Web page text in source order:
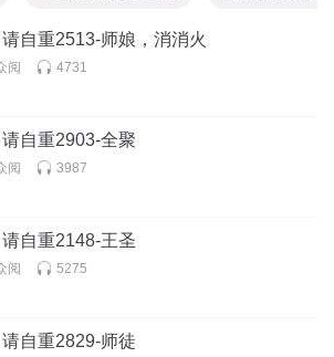
自重2513-师娘，消消火
阅 4731
自重2903-全聚
阅 3987
自重2148-王圣
阅 5275
自重2829-师徒